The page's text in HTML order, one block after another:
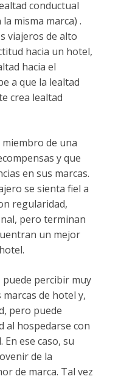
conductual
misma marca) .
viajeros de alto
hacia un hotel,
hacia el
a que la lealtad
crea lealtad
de una
y que
en sus marcas.
se sienta fiel a
regularidad,
pero terminan
un mejor
percibir muy
de hotel y,
pero puede
al hospedarse con
ese caso, su
de la
de marca. Tal vez